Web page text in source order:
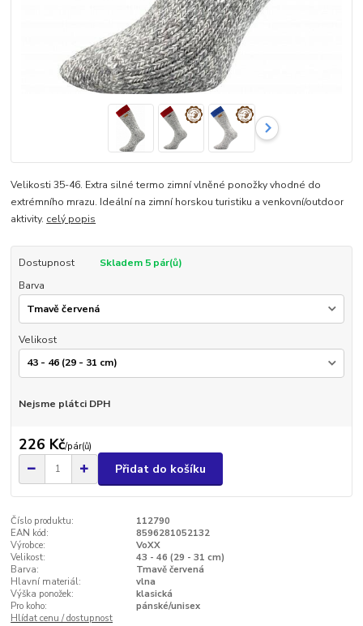
Velikosti 35-46. Extra silné termo zimní vlněné ponožky vhodné do
extrémního mrazu. Ideální na zimní horskou turistiku a venkovní/outdoor
aktivity. celý popis
Dostupnost
Skladem 5 pár(ů)
Barva
Velikost
Nejsme plátci DPH
226 Kč/pár(ů)
Přidat do košíku
Číslo produktu:
112790
EAN kód:
8596281052132
Výrobce:
VoXX
Velikost:
43 - 46 (29 - 31 cm)
Barva:
Tmavě červená
Hlavní materiál:
vlna
Výška ponožek:
klasická
Pro koho:
pánské/unisex
Hlídat cenu / dostupnost